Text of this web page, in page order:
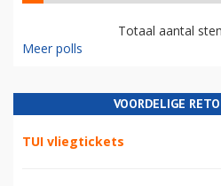
Totaal aantal
Meer polls
VOORDELIGE
TUI vliegtickets